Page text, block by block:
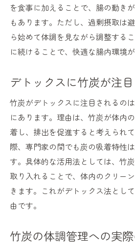
を食事に加えることで、腸の動き
もあります。ただし、過剰摂取は
ら始めて体調を見ながら調整する
に続けることで、快適な腸内環境が
デトックスに竹炭が注
竹炭がデトックスに注目されるの
にあります。理由は、竹炭が体内
着し、排出を促進すると考えられ
際、専門家の間でも炭の吸着特性
す。具体的な活用法としては、竹
取り入れることで、体内のクリー
きます。これがデトックス法とし
由です。
竹炭の体調管理への実